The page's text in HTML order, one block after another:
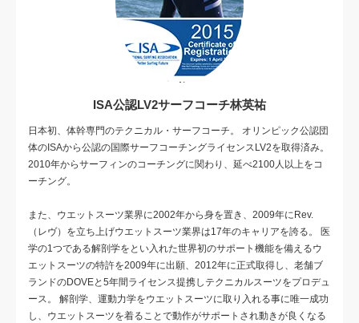
ISA公認LV2サーフコーチ林英祐
日本初、体幹専門のテクニカル・サーフコーチ。 オリンピック公認団
体のISAから公認の国際サーフコーチングライセンスLV2を取得済み。
2010年からサーフィンのコーチングに関わり、延べ2100人以上をコ
ーチング。
また、ウエットスーツ業界に2002年から身を置き、2009年にRev.
（レヴ）を立ち上げウエットスーツ業界は17年のキャリアを誇る。 医
学の1つである解剖学をとい入れた世界初のサポート機能を備えるウ
エットスーツの特許を2009年に出願、2012年に正式取得し、老舗ブ
ランドのDOVEと5年間ライセンス提携しテクニカルスーツをプロデュ
ース。 解剖学、運動力学をウエットスーツに取り入れる事に唯一成功
し、ウエットスーツを着ることで動作がサポートされ動きが良くなる